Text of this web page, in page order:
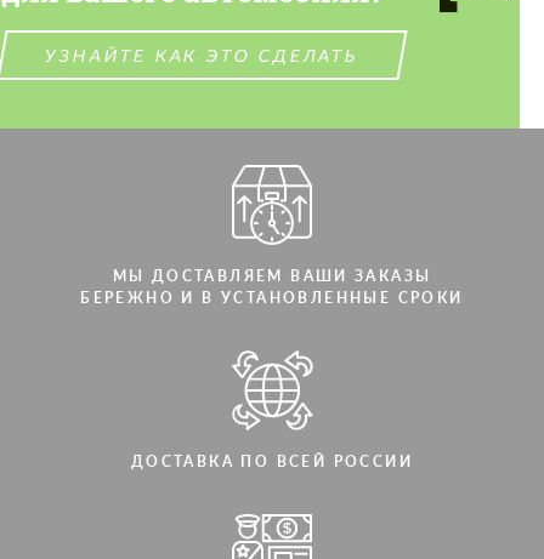
УЗНАЙТЕ КАК ЭТО СДЕЛАТЬ
МЫ ДОСТАВЛЯЕМ ВАШИ ЗАКАЗЫ
БЕРЕЖНО И В УСТАНОВЛЕННЫЕ СРОКИ
ДОСТАВКА ПО ВСЕЙ РОССИИ